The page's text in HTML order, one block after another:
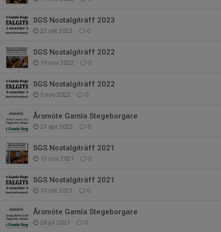
SGS Nostalgiträff 2023
22 okt 2023 0
SGS Nostalgiträff 2022
19 nov 2022 0
SGS Nostalgiträff 2022
5 nov 2022 0
Årsmöte Gamla Stegeborgare
23 apr 2022 0
SGS Nostalgiträff 2021
13 nov 2021 0
SGS Nostalgiträff 2021
10 okt 2021 0
Årsmöte Gamla Stegeborgare
28 jul 2021 0